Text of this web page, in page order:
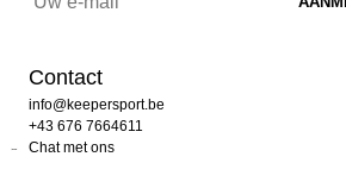
Contact
info@keepersport.be
+43 676 7664611
Chat met ons